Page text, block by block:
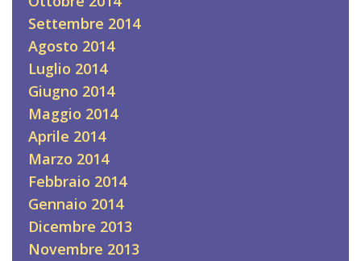
Settembre 2014
Agosto 2014
Luglio 2014
Giugno 2014
Maggio 2014
Aprile 2014
Marzo 2014
Febbraio 2014
Gennaio 2014
Dicembre 2013
Novembre 2013